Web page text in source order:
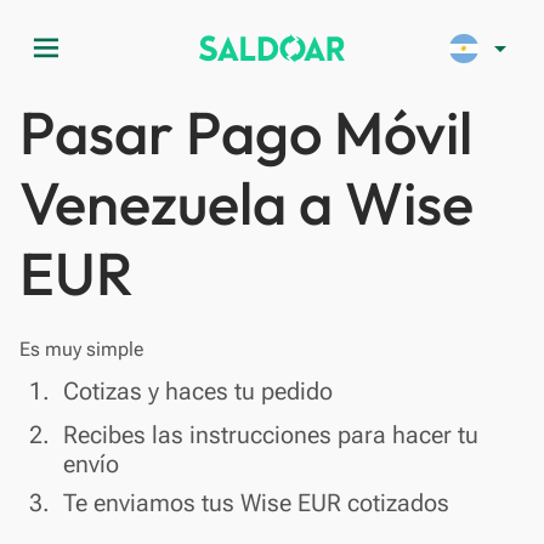
menu arrow_drop_down
Pasar Pago Móvil
Venezuela a Wise
EUR
Es muy simple
done
1. Cotizas y haces tu pedido
done
2. Recibes las instrucciones para hacer tu
envío
done
3. Te enviamos tus Wise EUR cotizados